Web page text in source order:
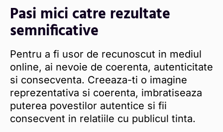
Pasi mici catre rezultate
semnificative
Pentru a fi usor de recunoscut in mediul
online, ai nevoie de coerenta, autenticitate
si consecventa. Creeaza-ti o imagine
reprezentativa si coerenta, imbratiseaza
puterea povestilor autentice si fii
consecvent in relatiile cu publicul tinta.